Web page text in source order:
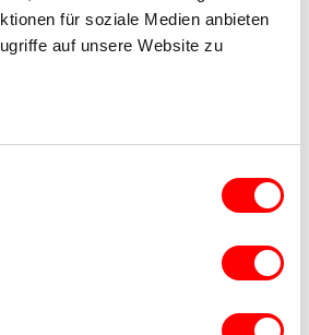
für soziale Medien anbieten
auf unsere Website zu
gibt es öffentliche Berichte
Berichte über
sanktionierte
humanitäre Krisen, Vertreibungen
politischer und staatlicher Macht.
und Unterdrückung